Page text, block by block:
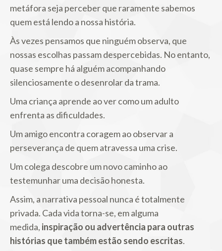
metáfora seja perceber que raramente sabemos
quem está lendo a nossa história.
Às vezes pensamos que ninguém observa, que
nossas escolhas passam despercebidas. No entanto,
quase sempre há alguém acompanhando
silenciosamente o desenrolar da trama.
Uma criança aprende ao ver como um adulto
enfrenta as dificuldades.
Um amigo encontra coragem ao observar a
perseverança de quem atravessa uma crise.
Um colega descobre um novo caminho ao
testemunhar uma decisão honesta.
Assim, a narrativa pessoal nunca é totalmente
privada. Cada vida torna-se, em alguma
medida, inspiração ou advertência para outras
histórias que também estão sendo escritas.